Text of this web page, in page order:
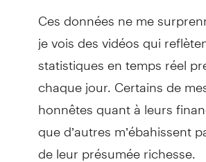
Ces données ne me
je vois des vidéos qui
statistiques en temps réel
chaque jour. Certains de
honnêtes quant à leurs
que d’autres m’ébahissent
de leur présumée richesse.